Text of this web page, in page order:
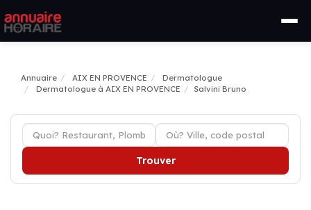
Annuaire AIX EN PROVENCE
Dermatologue
Dermatologue à AIX EN PROVENCE
Salvini Bruno
Trouver